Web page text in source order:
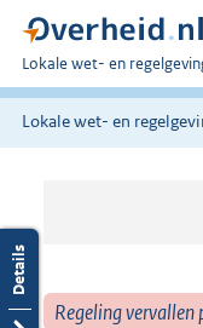
U
bent
hier:
Lokale wet- en
Lokale wet- en
Regeling